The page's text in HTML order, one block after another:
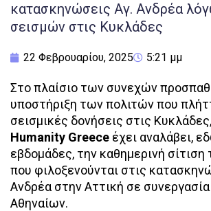
κατασκηνώσεις Αγ. Ανδρέα
σεισμών στις Κυκλάδες
22 Φεβρουαρίου, 2025 5:21 μμ
Στο πλαίσιο των συνεχών
υποστήριξη των πολιτών που
σεισμικές δονήσεις στις
Humanity Greece έχει αναλάβει,
εβδομάδες, την καθημερινή
που φιλοξενούνται στις
Ανδρέα στην Αττική σε
Αθηναίων.